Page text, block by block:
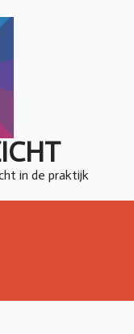
in de praktijk